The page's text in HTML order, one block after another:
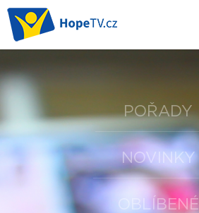
POŘADY
NOVINKY
OBLÍBENÉ